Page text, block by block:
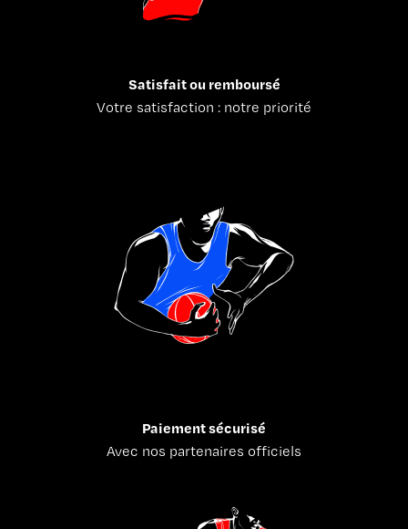
Satisfait ou remboursé
Votre satisfaction : notre priorité
Paiement sécurisé
Avec nos partenaires officiels